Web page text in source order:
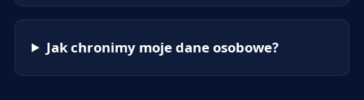
Jak chronimy moje dane osobowe?